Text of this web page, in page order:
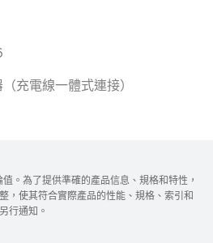
充電線一體式連接）
。為了提供準確的產品信息、規格和特性，
，使其符合實際產品的性能、規格、索引和
行通知。